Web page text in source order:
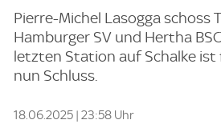
Pierre-Michel Lasogga schoss
Hamburger SV und Hertha
letzten Station auf Schalke
nun Schluss.
18.06.2025 | 23:58 Uhr